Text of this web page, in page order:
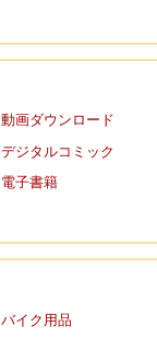
動画ダウンロード
デジタルコミック
電子書籍
バイク用品